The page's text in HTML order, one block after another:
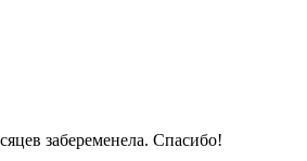
забеременела. Спасибо!